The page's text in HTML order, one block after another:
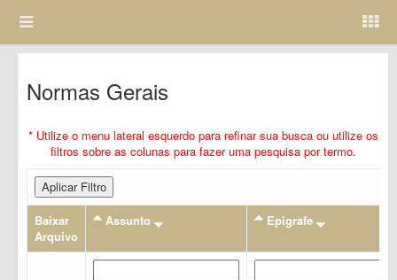
Normas Gerais
* Utilize o menu lateral esquerdo para refinar sua busca ou utilize os
filtros sobre as colunas para fazer uma pesquisa por termo.
Aplicar Filtro
Baixar
Arquivo
Assunto Epigrafe